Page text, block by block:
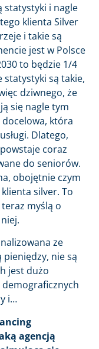
statystyki i nagle
klienta Silver
i takie są
jest w Polsce
to będzie 1/4
statystyki są takie,
dziwnego, że
się nagle tym
która
Dlatego,
coraz
do seniorów.
obojętnie czym
silver. To
myślą o
ze
nie są
jest dużo
demograficznych
i…
agencją